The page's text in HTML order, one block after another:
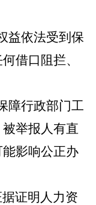
益依法受到保
借口阻拦、
障行政部门工
举报人有直
影响公正办
证明人力资